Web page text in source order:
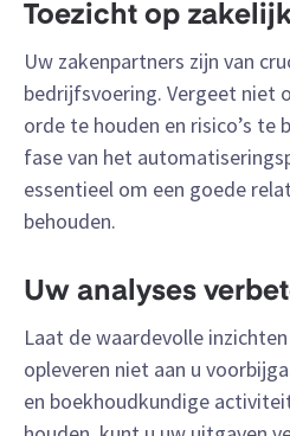
Toezicht op
Uw zakenpartners zijn van
bedrijfsvoering. Vergeet niet
orde te houden en risico’s te
fase van het
essentieel om een goede
behouden.
Uw analyses
Laat de waardevolle
opleveren niet aan u
en boekhoudkundige